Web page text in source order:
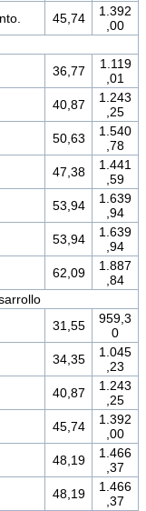
45,74
1.392
,00
36,77
1.119
,01
40,87
1.243
,25
50,63
1.540
,78
47,38
1.441
,59
53,94
1.639
,94
53,94
1.639
,94
62,09
1.887
,84
31,55
959,3
0
34,35
1.045
,23
40,87
1.243
,25
45,74
1.392
,00
48,19
1.466
,37
48,19
1.466
,37